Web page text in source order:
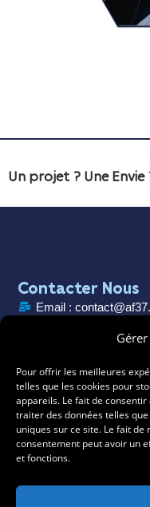
Pour offrir les meilleures
telles que les cookies pour
appareils. Le fait de
traiter des données telles
uniques sur ce site. Le fait
consentement peut avoir un
et fonctions.
Un projet ? Une Envie
Contacter Nous
Email :
Téléphone : 02 47 29
Horaire : Lun-Ven :